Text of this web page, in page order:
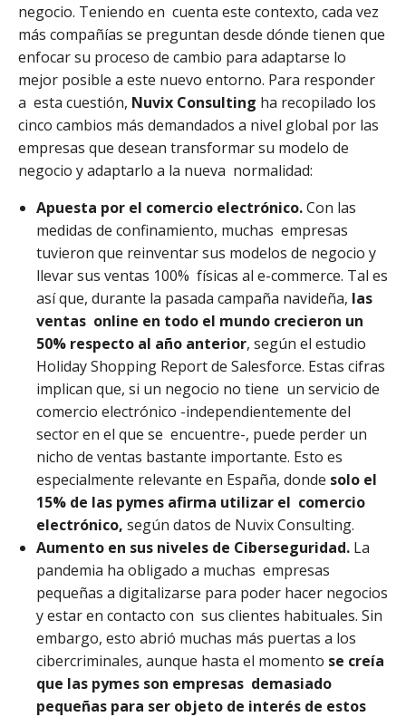
negocio. Teniendo en cuenta este contexto, cada vez
más compañías se preguntan desde dónde tienen que
enfocar su proceso de cambio para adaptarse lo
mejor posible a este nuevo entorno. Para responder
a esta cuestión, Nuvix Consulting ha recopilado los
cinco cambios más demandados a nivel global por las
empresas que desean transformar su modelo de
negocio y adaptarlo a la nueva normalidad:
Apuesta por el comercio electrónico.Con las
medidas de confinamiento, muchas empresas
tuvieron que reinventar sus modelos de negocio y
llevar sus ventas 100% físicas al e-commerce. Tal es
así que, durante la pasada campaña navideña, las
ventas online en todo el mundo crecieron un
50% respecto al año anterior, según el estudio
Holiday Shopping Report de Salesforce. Estas cifras
implican que, si un negocio no tiene un servicio de
comercio electrónico -independientemente del
sector en el que se encuentre-, puede perder un
nicho de ventas bastante importante. Esto es
especialmente relevante en España, donde solo el
15% de las pymes afirma utilizar el comercio
electrónico, según datos de Nuvix Consulting.
Aumento en sus niveles de Ciberseguridad. La
pandemia ha obligado a muchas empresas
pequeñas a digitalizarse para poder hacer negocios
y estar en contacto con sus clientes habituales. Sin
embargo, esto abrió muchas más puertas a los
cibercriminales, aunque hasta el momento se creía
que las pymes son empresas demasiado
pequeñas para ser objeto de interés de estos